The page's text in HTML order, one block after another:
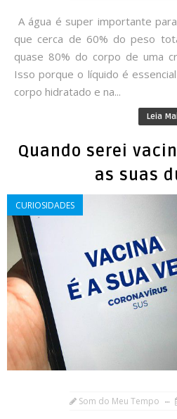
A água é super importante
que cerca de 60% do peso
quase 80% do corpo de uma
Isso porque o líquido é
corpo hidratado e na...
Leia
Quando serei
as suas
CURIOSIDADES
Som do Meu Tempo